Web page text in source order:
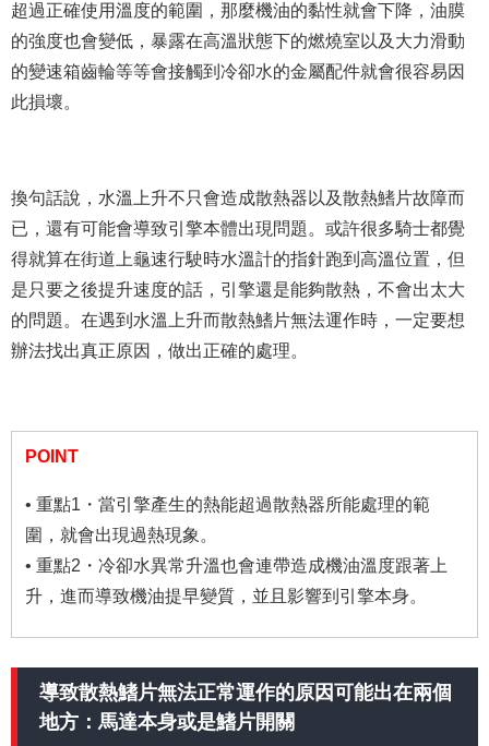
超過正確使用溫度的範圍，那麼機油的黏性就會下降，油膜
的強度也會變低，暴露在高溫狀態下的燃燒室以及大力滑動
的變速箱齒輪等等會接觸到冷卻水的金屬配件就會很容易因
此損壞。
換句話說，水溫上升不只會造成散熱器以及散熱鰭片故障而
已，還有可能會導致引擎本體出現問題。或許很多騎士都覺
得就算在街道上龜速行駛時水溫計的指針跑到高溫位置，但
是只要之後提升速度的話，引擎還是能夠散熱，不會出太大
的問題。在遇到水溫上升而散熱鰭片無法運作時，一定要想
辦法找出真正原因，做出正確的處理。
POINT
• 重點1・當引擎產生的熱能超過散熱器所能處理的範
圍，就會出現過熱現象。
• 重點2・冷卻水異常升溫也會連帶造成機油溫度跟著上
升，進而導致機油提早變質，並且影響到引擎本身。
導致散熱鰭片無法正常運作的原因可能出在兩個
地方：馬達本身或是鰭片開關